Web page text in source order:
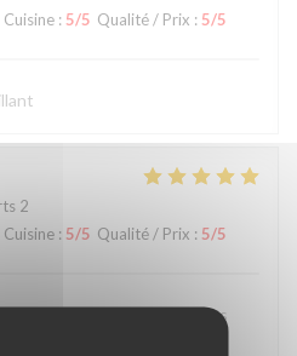
Cuisine : 5/5 Qualité / Prix : 5/5
2
Cuisine : 5/5 Qualité / Prix : 5/5
qualité de plats prépares
J’ai vais souvent